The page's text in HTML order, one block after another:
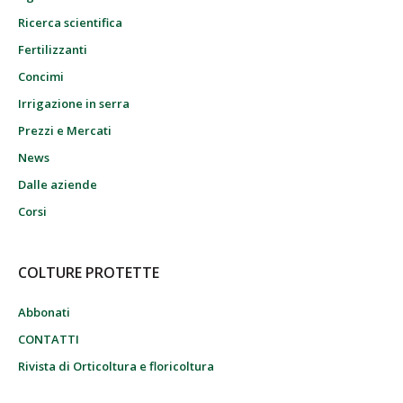
Ricerca scientifica
Fertilizzanti
Concimi
Irrigazione in serra
Prezzi e Mercati
News
Dalle aziende
Corsi
COLTURE PROTETTE
Abbonati
CONTATTI
Rivista di Orticoltura e floricoltura